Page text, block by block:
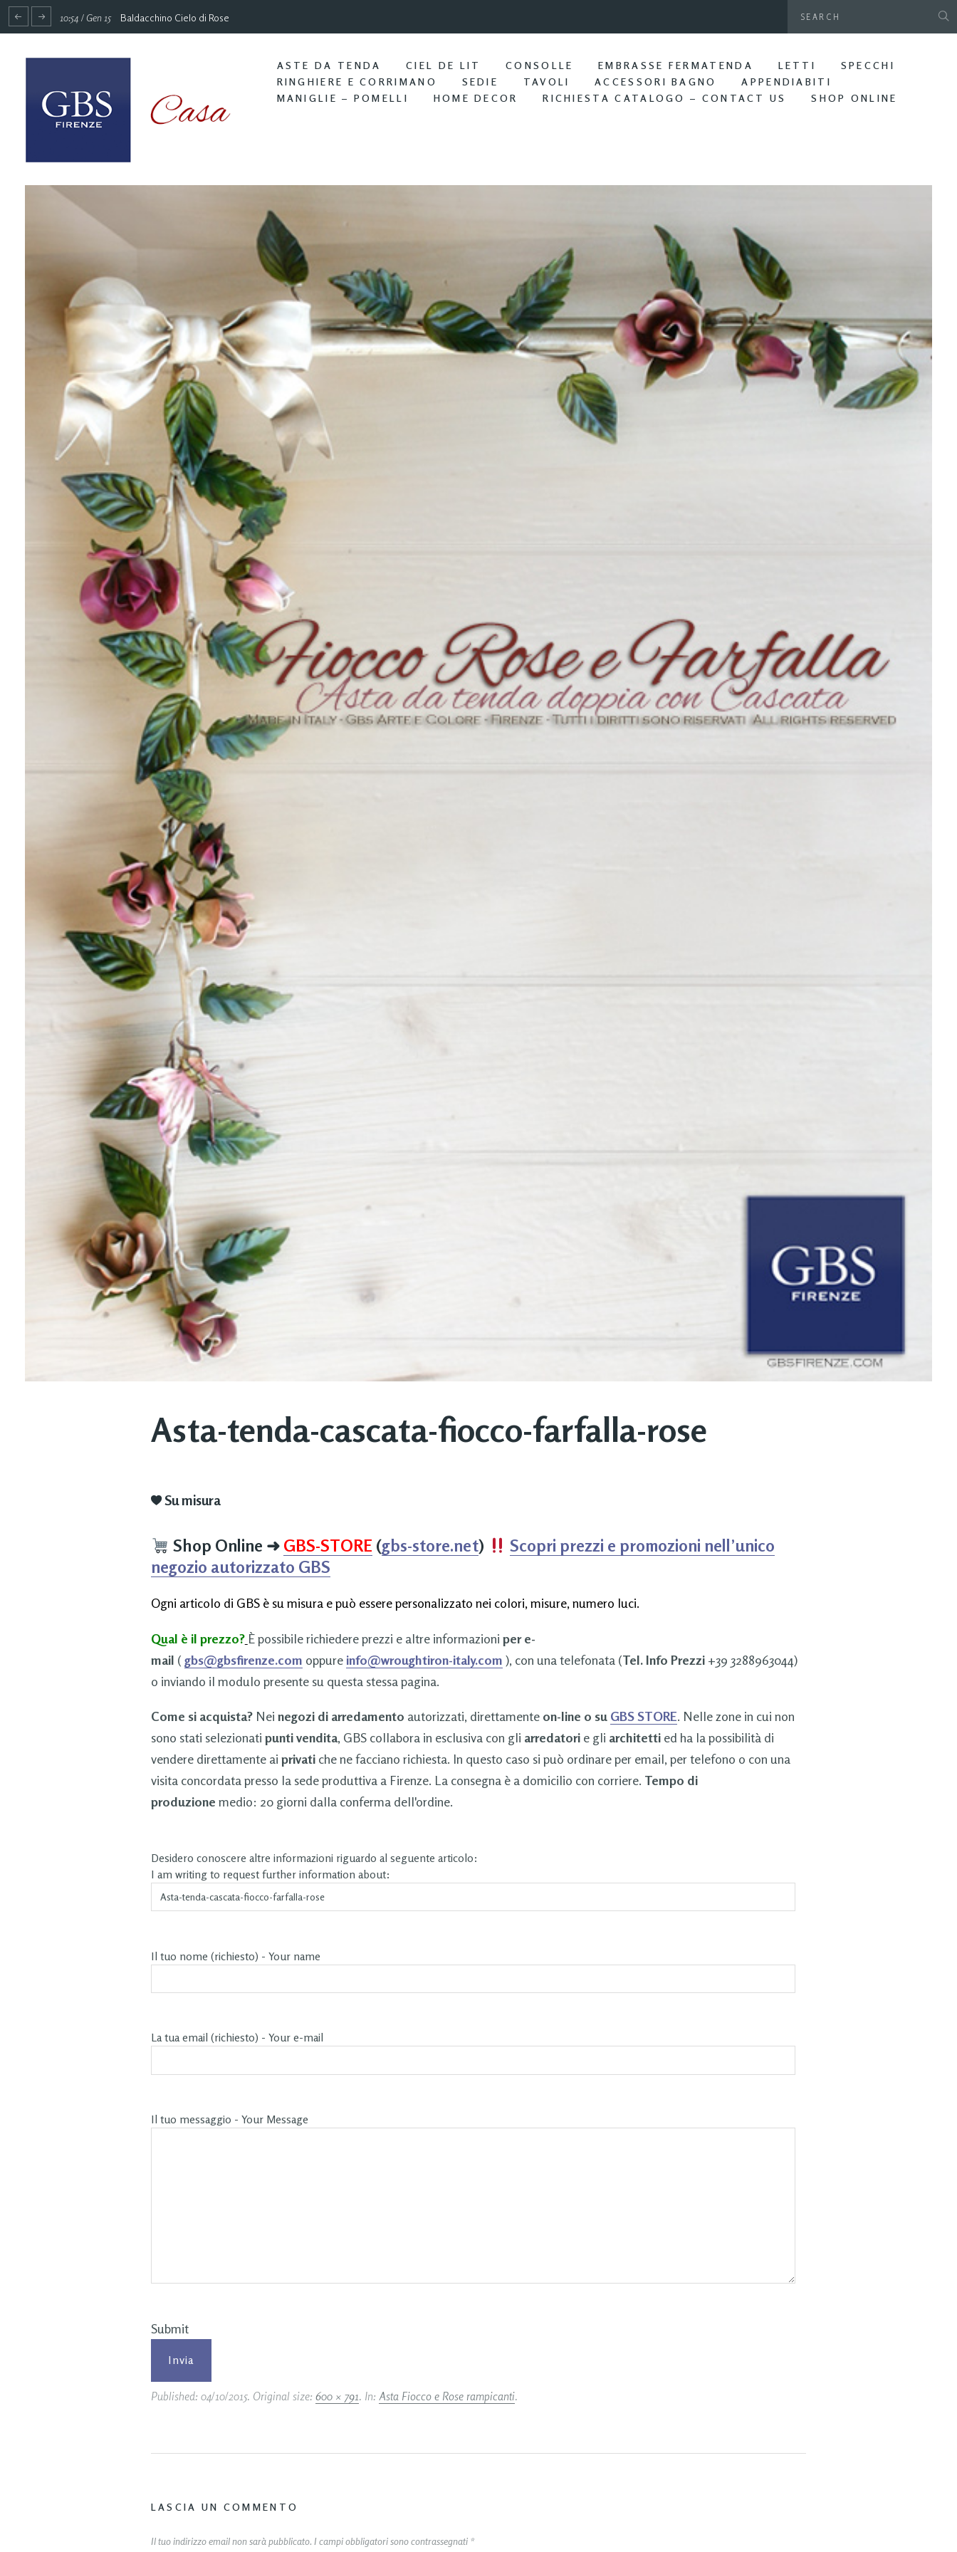
10:54 / Gen 15 Baldacchino Cielo di Rose
ASTE DA TENDA CIEL DE LIT CONSOLLE EMBRASSE FERMATENDA LETTI
SPECCHI
RINGHIERE E CORRIMANO
SEDIE TAVOLI ACCESSORI BAGNO
APPENDIABITI
MANIGLIE – POMELLI
HOME DECOR RICHIESTA CATALOGO – CONTACT US SHOP ONLINE
Asta-tenda-cascata-fiocco-farfalla-rose
Su misura
Shop Online ➜ GBS-STORE (gbs-store.net)
Scopri prezzi e promozioni nell’unico
negozio autorizzato GBS
Ogni articolo di GBS è su misura e può essere personalizzato nei colori, misure, numero luci.
Qual è il prezzo? È possibile richiedere prezzi e altre informazioni per e-
mail ( gbs@gbsfirenze.com oppure info@wroughtiron-italy.com ), con una telefonata (Tel. Info Prezzi+39 3288963044)
o inviando il modulo presente su questa stessa pagina.
Come si acquista?Nei negozi di arredamento autorizzati, direttamente on-line o su GBS STORE. Nelle zone in cui non
sono stati selezionati punti vendita, GBS collabora in esclusiva con gli arredatorie gli architettied ha la possibilità di
vendere direttamente ai privatiche ne facciano richiesta. In questo caso si può ordinare per email, per telefono o con una
visita concordata presso la sede produttiva a Firenze. La consegna è a domicilio con corriere. Tempo di
produzione medio: 20 giorni dalla conferma dell'ordine.
Desidero conoscere altre informazioni riguardo al seguente articolo:
I am writing to request further information about:
Il tuo nome (richiesto) - Your name
La tua email (richiesto) - Your e-mail
Il tuo messaggio - Your Message
Submit
Published: 04/10/2015. Original size: 600 × 791. In: Asta Fiocco e Rose rampicanti.
LASCIA UN COMMENTO
Il tuo indirizzo email non sarà pubblicato. I campi obbligatori sono contrassegnati *